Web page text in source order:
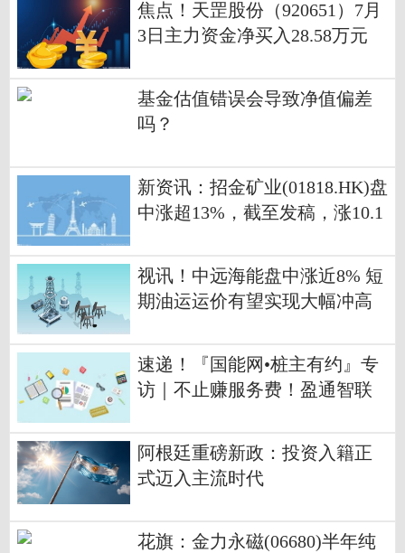
焦点！天罡股份（920651）7月
3日主力资金净买入28.58万元
基金估值错误会导致净值偏差
吗？
新资讯：招金矿业(01818.HK)盘
中涨超13%，截至发稿，涨10.1
亿港元
视讯！中远海能盘中涨近8% 短
期油运运价有望实现大幅冲高
速递！『国能网•桩主有约』专
访｜不止赚服务费！盈通智联
条盈利密码
阿根廷重磅新政：投资入籍正
式迈入主流时代
花旗：金力永磁(06680)半年纯